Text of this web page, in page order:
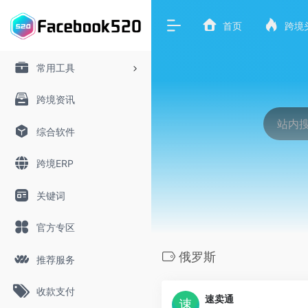
常用工具
跨境资讯
综合软件
跨境ERP
关键词
官方专区
推荐服务
收款支付
首页 跨境
俄罗斯
速卖通